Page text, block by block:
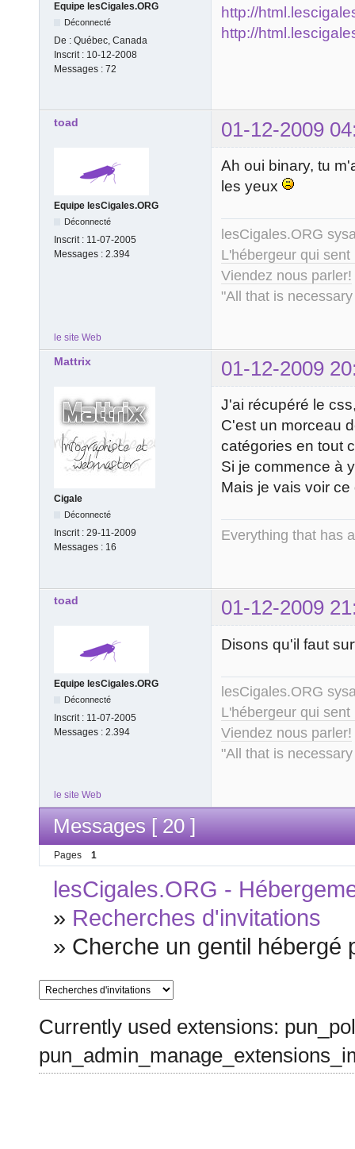
Equipe lesCigales.ORG
Déconnecté
De : Québec, Canada
Inscrit : 10-12-2008
Messages : 72
http://
http://
toad 01-12-2009
Equipe lesCigales.ORG
Déconnecté
Inscrit : 11-07-2005
Messages : 2.394
Ah oui binary, tu
les yeux
lesCigales.ORG
L'hébergeur qui
Viendez nous parler!
"All that is
le site Web
Mattrix 01-12-2009
Cigale
Déconnecté
Inscrit : 29-11-2009
Messages : 16
J'ai récupéré le
C'est un morceau
catégories en tout
Si je commence à
Mais je vais voir
Everything that has
toad 01-12-2009
Equipe lesCigales.ORG
Déconnecté
Inscrit : 11-07-2005
Messages : 2.394
Disons qu'il faut
lesCigales.ORG
L'hébergeur qui
Viendez nous parler!
"All that is
le site Web
Messages [ 20 ]
Pages 1
lesCigales.ORG -
» Recherches d'invitations
» Cherche un gentil hébergé
Currently used extensions: